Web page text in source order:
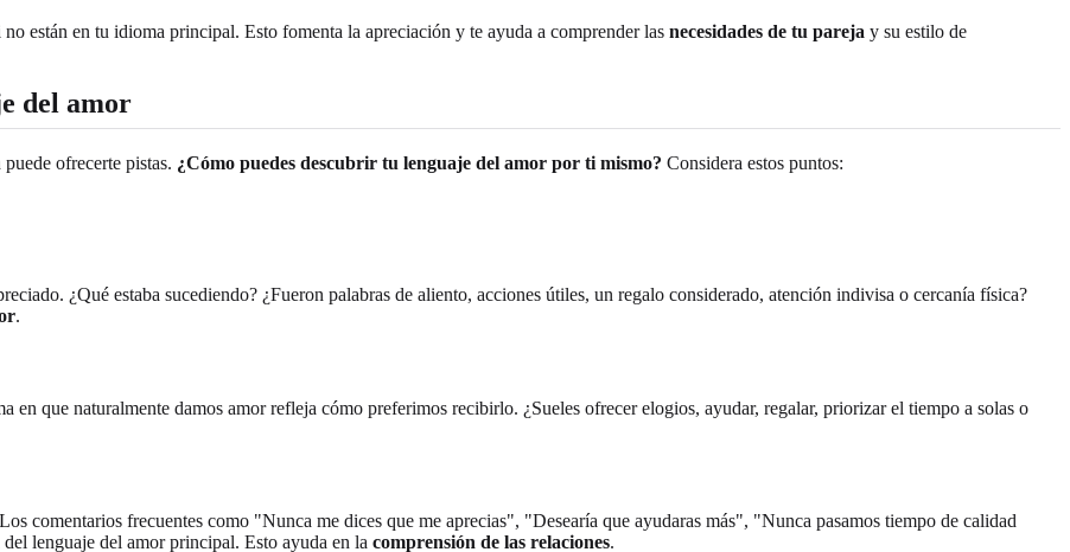
están en tu idioma principal. Esto fomenta la apreciación y te ayuda a comprender las necesidades de tu pareja y su estilo de
del amor
ofrecerte pistas. ¿Cómo puedes descubrir tu lenguaje del amor por ti mismo? Considera estos puntos:
¿Qué estaba sucediendo? ¿Fueron palabras de aliento, acciones útiles, un regalo considerado, atención indivisa o cercanía física?
.
en que naturalmente damos amor refleja cómo preferimos recibirlo. ¿Sueles ofrecer elogios, ayudar, regalar, priorizar el tiempo a solas o
comentarios frecuentes como "Nunca me dices que me aprecias", "Desearía que ayudaras más", "Nunca pasamos tiempo de calidad
lenguaje del amor principal. Esto ayuda en la comprensión de las relaciones.